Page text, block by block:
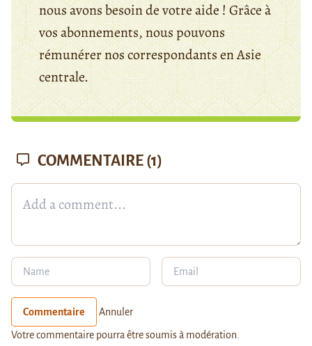
nous avons besoin de votre aide ! Grâce à
vos abonnements, nous pouvons
rémunérer nos correspondants en Asie
centrale.
COMMENTAIRE (1)
Commentaire Annuler
Votre commentaire pourra être soumis à modération.